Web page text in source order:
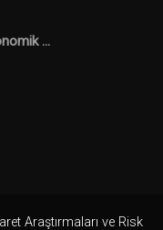
...
Araştırmaları ve Risk